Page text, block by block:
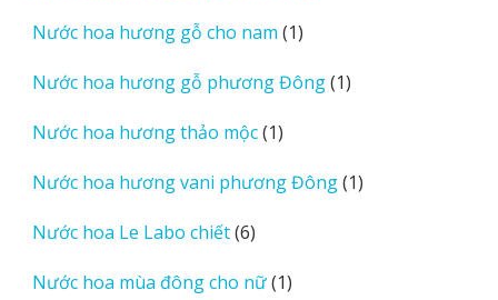
Nước hoa hương gỗ cho nam 11
phẩm
Nước hoa hương gỗ phương Đông 11
Nước hoa hương thảo mộc 11
phẩm
Nước hoa hương vani phương Đông 11
Nước hoa Le Labo chiết 66
phẩm
Nước hoa mùa đông cho nữ 11